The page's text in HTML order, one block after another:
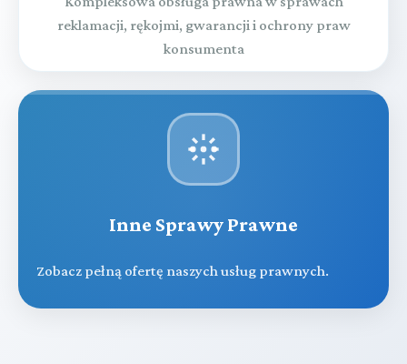
reklamacji, rękojmi, gwarancji i ochrony praw
konsumenta
Inne Sprawy Prawne
Zobacz pełną ofertę naszych usług prawnych.